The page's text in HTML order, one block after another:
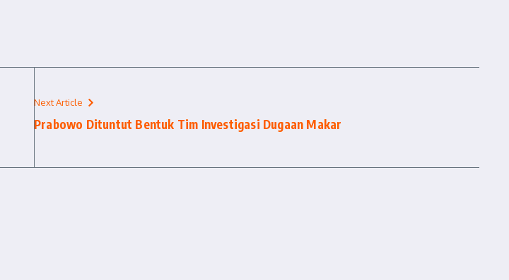
Next Article
Prabowo Dituntut Bentuk Tim Investigasi Dugaan Makar